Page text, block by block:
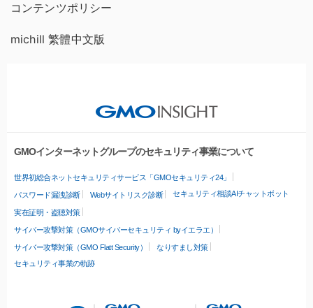
コンテンツポリシー
michill 繁體中文版
GMOインターネットグループのセキュリティ事業について
世界初総合ネットセキュリティサービス「GMOセキュリティ24」
パスワード漏洩診断 Webサイトリスク診断 セキュリティ相談AIチャットボット
実在証明・盗聴対策
サイバー攻撃対策（GMOサイバーセキュリティ byイエラエ）
サイバー攻撃対策（GMO Flatt Security）
なりすまし対策
セキュリティ事業の軌跡